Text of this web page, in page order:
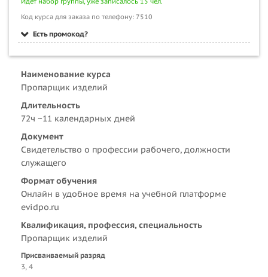
Код курса для заказа по телефону: 7510
Есть промокод?
Наименование курса
Пропарщик изделий
Длительность
72ч ~11 календарных дней
Документ
Свидетельство о профессии рабочего, должности
служащего
Формат обучения
Онлайн в удобное время на учебной платформе
evidpo.ru
Квалификация, профессия, специальность
Пропарщик изделий
Присваиваемый разряд
3, 4